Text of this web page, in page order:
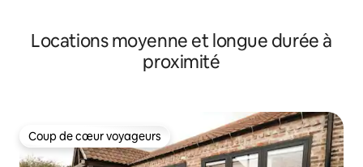
Locations moyenne et longue durée à
proximité
Coup de cœur voyageurs
Coup de cœur voyageurs